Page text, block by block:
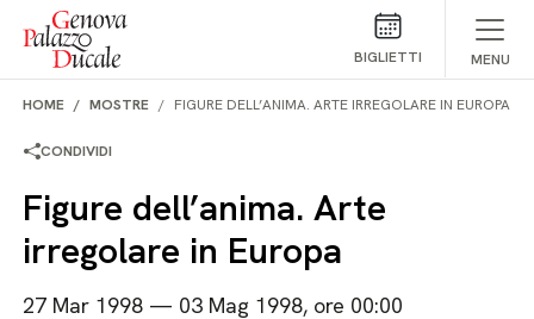
Salta al contenuto
BIGLIETTI MENU
HOME MOSTRE FIGURE DELL’ANIMA. ARTE IRREGOLARE IN EUROPA
CONDIVIDI
Figure dell’anima. Arte
irregolare in Europa
27 Mar 1998 — 03 Mag 1998, ore 00:00